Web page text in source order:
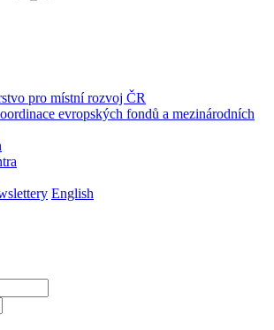
pro místní rozvoj ČR
evropských fondů a mezinárodních
English